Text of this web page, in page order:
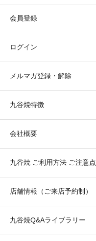
会員登録
ログイン
メルマガ登録・解除
九谷焼特徴
会社概要
九谷焼 ご利用方法 ご注意点
店舗情報（ご来店予約制）
九谷焼Q&Aライブラリー